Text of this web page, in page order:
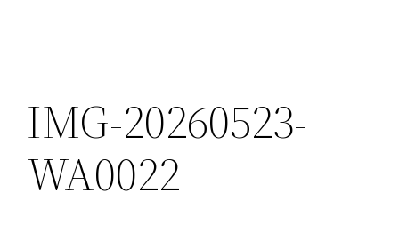
IMG-20260523-
WA0022